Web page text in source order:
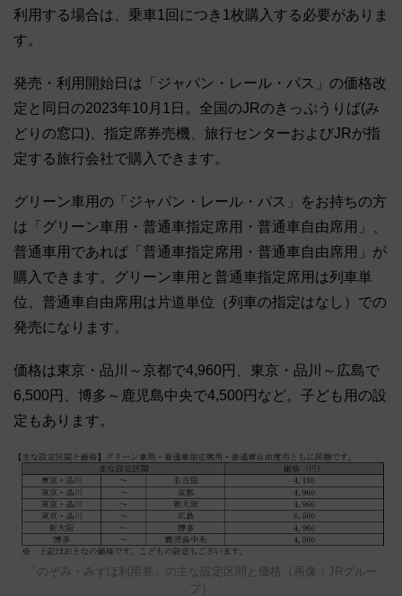
利用する場合は、乗車1回につき1枚購入する必要がありま
す。
発売・利用開始日は「ジャパン・レール・パス」の価格改
定と同日の2023年10月1日。全国のJRのきっぷうりば(み
どりの窓口)、指定席券売機、旅行センターおよびJRが指
定する旅行会社で購入できます。
グリーン車用の「ジャパン・レール・パス」をお持ちの方
は「グリーン車用・普通車指定席用・普通車自由席用」、
普通車用であれば「普通車指定席用・普通車自由席用」が
購入できます。グリーン車用と普通車指定席用は列車単
位、普通車自由席用は片道単位（列車の指定はなし）での
発売になります。
価格は東京・品川～京都で4,960円、東京・品川～広島で
6,500円、博多～鹿児島中央で4,500円など。子ども用の設
定もあります。
「のぞみ・みずほ利用券」の主な設定区間と価格（画像：JRグルー
プ）